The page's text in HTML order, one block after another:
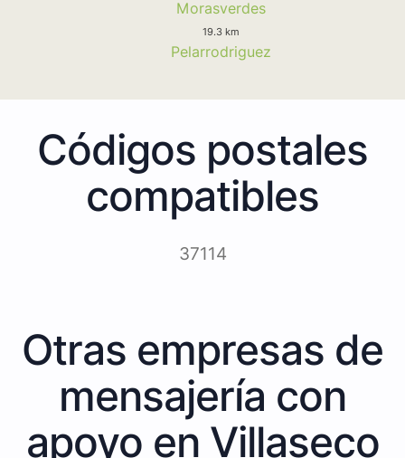
Morasverdes
19.3 km
Pelarrodriguez
Códigos postales
compatibles
37114
Otras empresas de
mensajería con
apoyo en Villaseco